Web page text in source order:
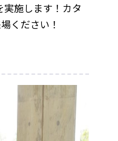
実施します！カタ
ください！